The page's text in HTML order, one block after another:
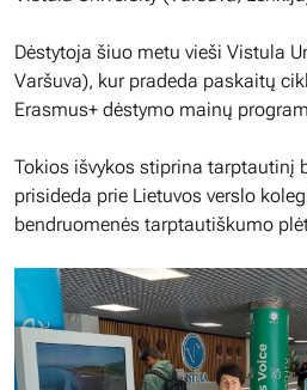
Dėstytoja šiuo metu vieši Vistula
Varšuva), kur pradeda paskaitų
Erasmus+ dėstymo mainų
Tokios išvykos stiprina tarptautinį
prisideda prie Lietuvos verslo
bendruomenės tarptautiškumo